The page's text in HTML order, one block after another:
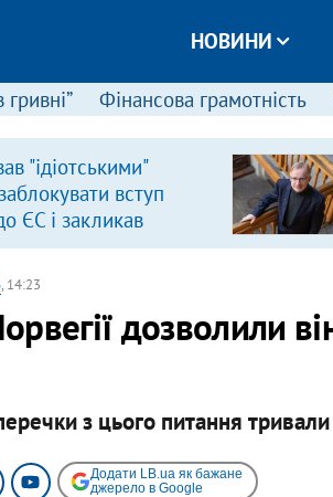
НОВИНИ
гривні” Фінансова грамотність
"ідіотськими"
вступ
ЄС і закликав
антиукраїнську
, 14:23
дозволили
з цього питання
Додати LB.ua як бажане
джерело в Google